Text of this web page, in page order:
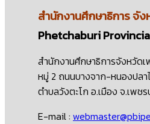
สำนักงานศึกษาธิการจัง
Phetchaburi
สำนักงานศึกษาธิการจังหวัดเ
หมู่ 2 ถนนบางจาก-หนองปลา
ตำบลวังตะโก อ.เมือง จ.เพช
E-mail :